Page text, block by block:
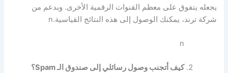
يجعله يتفوق على معظم القنوات الرقمية الأخرى. وبدعم من
شركة ترند، يمكنك الوصول إلى هذه النتائج القياسية.n
n
كيف أتجنب وصول رسائلي إلى صندوق الـ Spam؟